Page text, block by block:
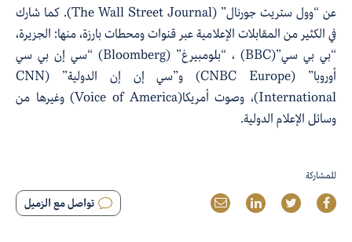
عن “وول ستريت جورنال” (The Wall Street Journal). كما شارك
في الكثير من المقابلات الإعلامية عبر قنوات ومحطات بارزة، منها: الجزيرة،
“بي بي سي”(BBC) ، “بلومبيرغ” (Bloomberg) “سي إن بي سي
أوروبا” (CNBC Europe) و”سي إن إن الدولية” (CNN
International)، وصوت أمريكا(Voice of America) وغيرها من
وسائل الإعلام الدولية.
للمشاركة
تواصل مع الزميل